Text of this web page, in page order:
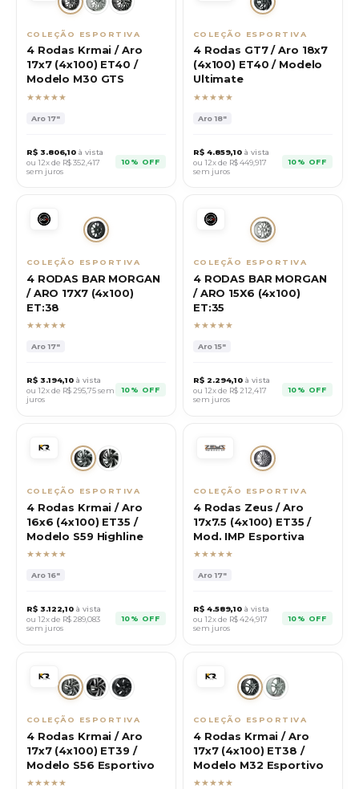
COLEÇÃO ESPORTIVA
4 Rodas Krmai / Aro
17x7 (4x100) ET40 /
Modelo M30 GTS
★★★★★
Aro17"
R$ 3.806,10 à vista
ou 12x de R$352,417
sem juros
10% OFF
COLEÇÃO ESPORTIVA
4 Rodas GT7 / Aro 18x7
(4x100) ET40 / Modelo
Ultimate
★★★★★
Aro18"
R$ 4.859,10 à vista
ou 12x de R$449,917
sem juros
10% OFF
COLEÇÃO ESPORTIVA
4 RODAS BAR MORGAN
/ ARO 17X7 (4x100)
ET:38
★★★★★
Aro17"
R$ 3.194,10 à vista
ou 12x de R$295,75sem
juros
10% OFF
COLEÇÃO ESPORTIVA
4 RODAS BAR MORGAN
/ ARO 15X6 (4x100)
ET:35
★★★★★
Aro15"
R$ 2.294,10 à vista
ou 12x de R$212,417
sem juros
10% OFF
COLEÇÃO ESPORTIVA
4 Rodas Krmai / Aro
16x6 (4x100) ET35 /
Modelo S59 Highline
★★★★★
Aro16"
R$ 3.122,10 à vista
ou 12x de R$ 289,083
sem juros
10% OFF
COLEÇÃO ESPORTIVA
4 Rodas Zeus / Aro
17x7.5 (4x100) ET35 /
Mod. IMP Esportiva
★★★★★
Aro17"
R$ 4.589,10 à vista
ou 12x de R$424,917
sem juros
10% OFF
COLEÇÃO ESPORTIVA
4 Rodas Krmai / Aro
17x7 (4x100) ET39 /
Modelo S56 Esportivo
★★★★★
COLEÇÃO ESPORTIVA
4 Rodas Krmai / Aro
17x7 (4x100) ET38 /
Modelo M32 Esportivo
★★★★★